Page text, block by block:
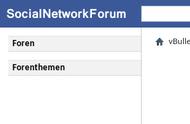
Foren
Forenthemen